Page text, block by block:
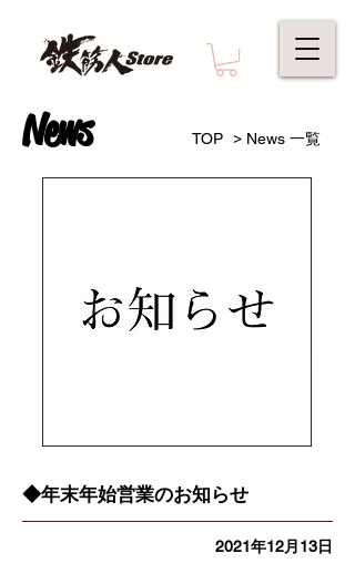
News TOP> News 一覧
◆年末年始営業のお知らせ
2021年12月13日